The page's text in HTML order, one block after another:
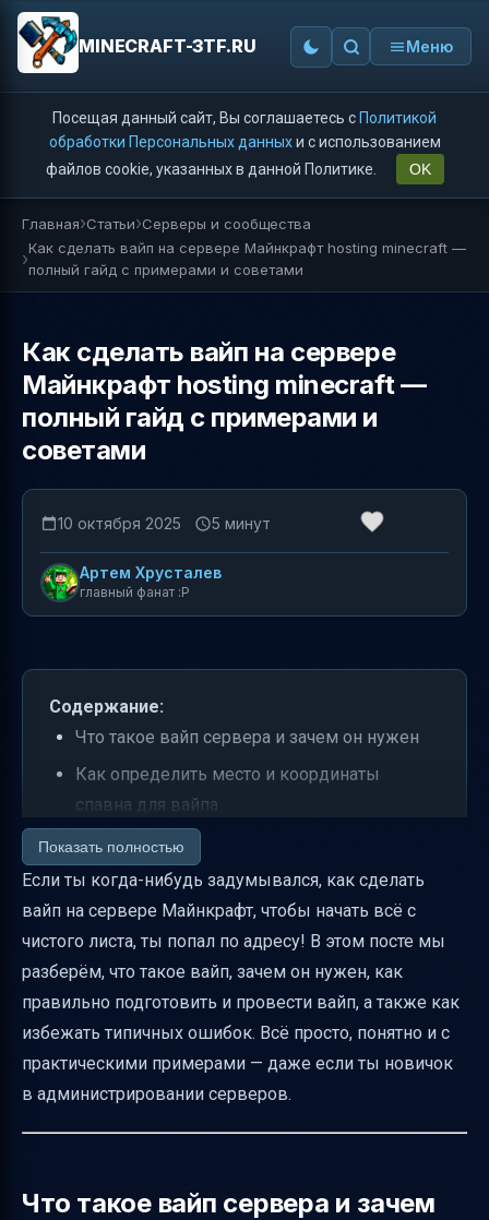
MINECRAFT-3TF.RU Меню
Посещая данный сайт, Вы соглашаетесь с Политикой
обработки Персональных данныхи с использованием
файлов cookie, указанных в данной Политике.
OK
Главная Статьи Серверы и сообщества
Как сделать вайп на сервере Майнкрафт hosting minecraft —
полный гайд с примерами и советами
Как сделать вайп на сервере
Майнкрафт hosting minecraft —
полный гайд с примерами и
советами
10 октября 2025 5 минут
Артем Хрусталев
главный фанат :P
Содержание:
Что такое вайп сервера и зачем он нужен
Как определить место и координаты
спавна для вайпа
Как определить региональный файл с
помощью координат
Пошаговый план вайпа сервера с
сохранением спавна
Важные команды и файлы для вайпа
Распространённые ошибки и как их
Советы по безопасности и поддержке
Показать полностью
Если ты когда-нибудь задумывался, как сделать
вайп на сервере Майнкрафт, чтобы начать всё с
чистого листа, ты попал по адресу! В этом посте мы
разберём, что такое вайп, зачем он нужен, как
правильно подготовить и провести вайп, а также как
избежать типичных ошибок. Всё просто, понятно и с
практическими примерами — даже если ты новичок
в администрировании серверов.
Что такое вайп сервера и зачем